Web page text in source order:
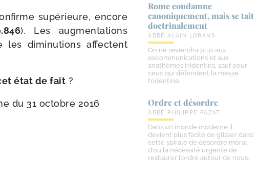
supé­rieure, encore
). Les aug­men­ta­tions
les dimi­nu­tions affectent
état de fait ?
du 31 octobre 2016
Rome condamne
canoniquement, mais se tait
doctrinalement
ABBÉ ALAIN LORANS
On ne reviendra plus aux
excommunications et aux
anathèmes tridentins, sauf pour
ceux qui défendent la messe
tridentine.
Ordre et désordre
ABBÉ PHILIPPE PAZAT
Dans un monde moderne il
devient plus facile de glisser dans
cette spirale de désordre moral,
d’où la nécessité urgente de
restaurer l’ordre autour de nous.